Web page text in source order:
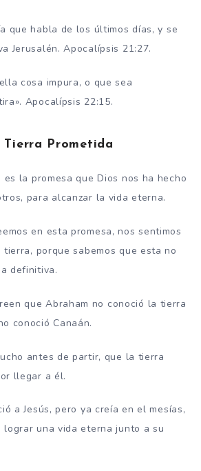
que habla de los últimos días, y se
Jerusalén. Apocalípsis 21:27.
cosa impura, o que sea
Apocalípsis 22:15.
Tierra Prometida
la promesa que Dios nos ha hecho
para alcanzar la vida eterna.
en esta promesa, nos sentimos
porque sabemos que esta no
definitiva.
que Abraham no conoció la tierra
conoció Canaán.
antes de partir, que la tierra
llegar a él.
a Jesús, pero ya creía en el mesías,
lograr una vida eterna junto a su